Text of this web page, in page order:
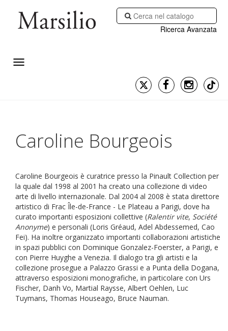
Ricerca Avanzata
Caroline Bourgeois
Caroline Bourgeois è curatrice presso la Pinault Collection per
la quale dal 1998 al 2001 ha creato una collezione di video
arte di livello internazionale. Dal 2004 al 2008 è stata direttore
artistico di Frac Île-de-France - Le Plateau a Parigi, dove ha
curato importanti esposizioni collettive (Ralentir vite, Société
Anonyme) e personali (Loris Gréaud, Adel Abdessemed, Cao
Fei). Ha inoltre organizzato importanti collaborazioni artistiche
in spazi pubblici con Dominique Gonzalez-Foerster, a Parigi, e
con Pierre Huyghe a Venezia. Il dialogo tra gli artisti e la
collezione prosegue a Palazzo Grassi e a Punta della Dogana,
attraverso esposizioni monografiche, in particolare con Urs
Fischer, Danh Vo, Martial Raysse, Albert Oehlen, Luc
Tuymans, Thomas Houseago, Bruce Nauman.